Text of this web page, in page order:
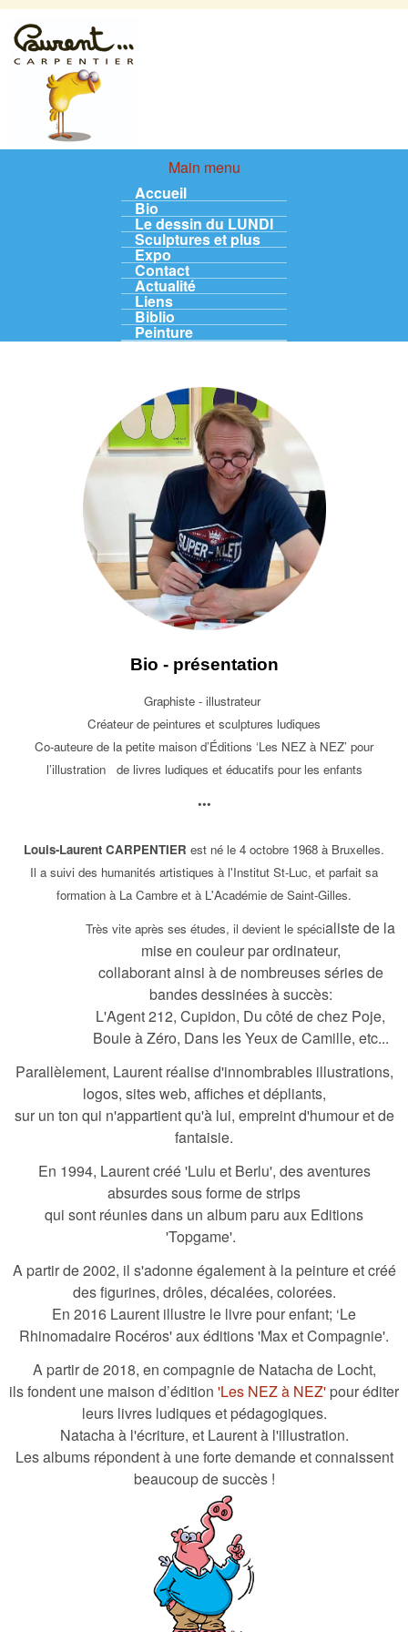
LaurentCarpentier.be
Main menu
Main menu
Accueil
Bio
Le dessin du LUNDI
Sculptures et plus
Expo
Contact
Actualité
Liens
Biblio
Peinture
Bio - présentation
Graphiste - illustrateur
Créateur de peintures et sculptures ludiques
Co-auteure de la petite maison d’Éditions ‘Les NEZ à NEZ’ pour
l’illustration de livres ludiques et éducatifs pour les enfants
•••
Louis-Laurent CARPENTIER est né le 4 octobre 1968 à Bruxelles.
Il a suivi des humanités artistiques à l'Institut St-Luc, et parfait sa
formation à La Cambre et à L'Académie de Saint-Gilles.
Très vite après ses études, il devient le spécialiste de la
mise en couleur par ordinateur,
collaborant ainsi à de nombreuses séries de
bandes dessinées à succès:
L'Agent 212, Cupidon, Du côté de chez Poje,
Boule à Zéro, Dans les Yeux de Camille, etc...
Parallèlement, Laurent réalise d'innombrables illustrations,
logos, sites web, affiches et dépliants,
sur un ton qui n'appartient qu'à lui, empreint d'humour et de
fantaisie.
En 1994, Laurent créé 'Lulu et Berlu', des aventures
absurdes sous forme de strips
qui sont réunies dans un album paru aux Editions
'Topgame'.
A partir de 2002, il s'adonne également à la peinture et créé
des figurines, drôles, décalées, colorées.
En 2016 Laurent illustre le livre pour enfant; ‘Le
Rhinomadaire Rocéros' aux éditions 'Max et Compagnie'.
A partir de 2018, en compagnie de Natacha de Locht,
ils fondent une maison d’édition 'Les NEZ à NEZ' pour éditer
leurs livres ludiques et pédagogiques.
Natacha à l'écriture, et Laurent à l'illustration.
Les albums répondent à une forte demande et connaissent
beaucoup de succès !